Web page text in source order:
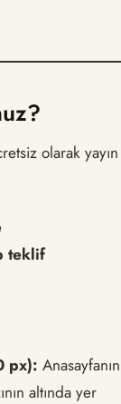
olarak yayın
teklif
px):Anasayfanın
altında yer